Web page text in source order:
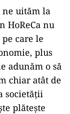
ne uităm la
HoReCa nu
care le
plus
adunăm o să
chiar atât de
societăţii
plăteşte